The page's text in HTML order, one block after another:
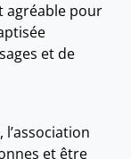
agréable pour
et de
et être